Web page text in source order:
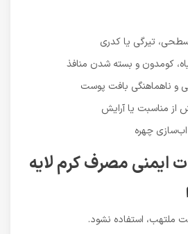
تیرگی یا کدری
کومدون و بسته شدن منافذ
و ناهماهنگی بافت پوست
مناسبت یا آرایش
چهره
ایمنی مصرف کرم لایه
ملتهب، استفاده نشود.